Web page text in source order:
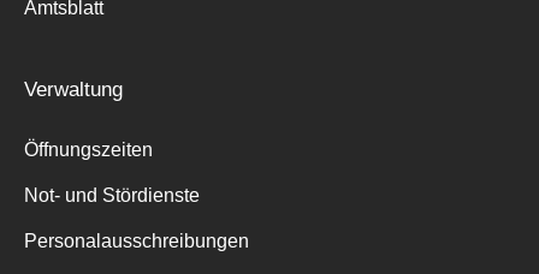
Amtsblatt
Verwaltung
Öffnungszeiten
Not- und Stördienste
Personalausschreibungen